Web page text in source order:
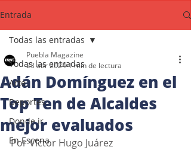
Entrada
Todas las entradas
Arte
Deportes
Donde ir
En Escena
Todas las entradas
Adán Domínguez en el
Top Ten de Alcaldes
mejor evaluados
Puebla Magazine
23 abr 20241 min de lectura
Por Víctor Hugo Juárez